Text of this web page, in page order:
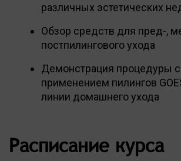
различных эстетических
Обзор средств для пред-,
постпилингового ухода
Демонстрация процедуры с
применением пилингов
линии домашнего ухода
Расписание курса